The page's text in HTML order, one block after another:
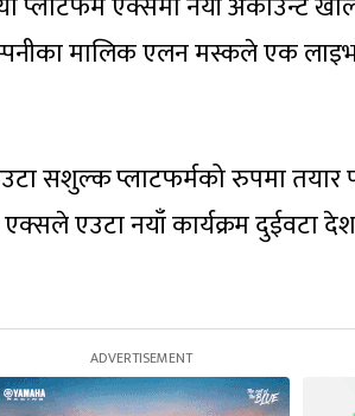
मालिक एलन मस्कले एक लाइभ
सशुल्क प्लाटफर्मको रुपमा तयार
एउटा नयाँ कार्यक्रम दुईवटा